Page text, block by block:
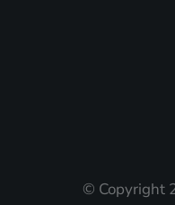
© Copyright